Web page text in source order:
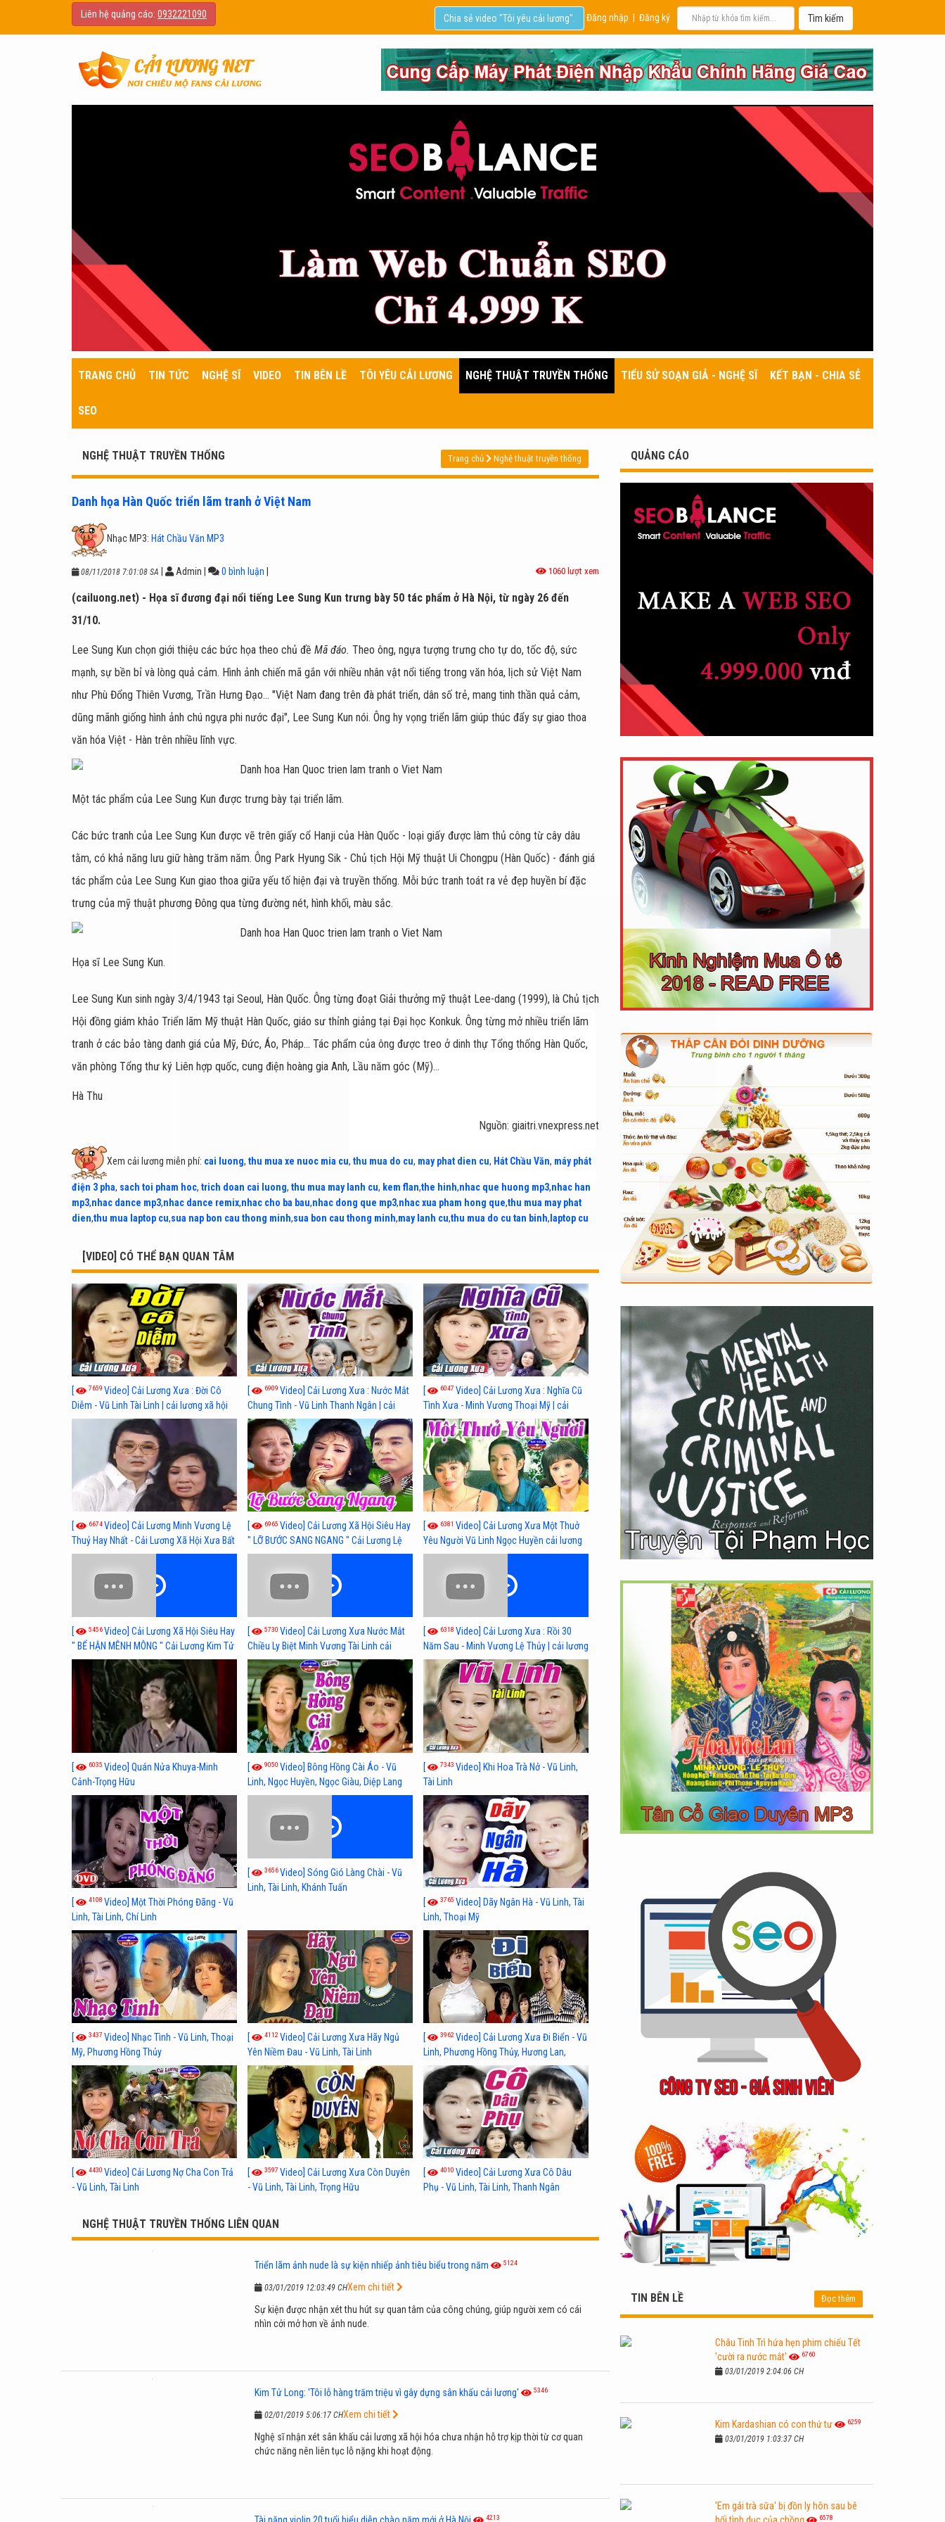
Liên hệ quảng cáo: 0932221090 Đăng nhập Đăng ký
Chia sẻ video "Tôi yêu cải lương".
TRANG CHỦ TIN TỨC NGHỆ SĨ VIDEO TIN BÊN LỀ TÔI YÊU CẢI LƯƠNG NGHỆ THUẬT TRUYỀN THỐNG TIỂU SỬ SOẠN GIẢ - NGHỆ SĨ KẾT BẠN - CHIA SẺ
SEO
NGHỆ THUẬT TRUYỀN THỐNG Trang chủ Nghệ thuật truyền thống
Danh họa Hàn Quốc triển lãm tranh ở Việt Nam
Nhạc MP3: Hát Chầu Văn MP3
08/11/2018 7:01:08 SA Admin 0 bình luận 1060 lượt xem
(cailuong.net) - Họa sĩ đương đại nổi tiếng Lee Sung Kun trưng bày 50 tác phẩm ở Hà Nội, từ ngày 26 đến
31/10.
Lee Sung Kun chọn giới thiệu các bức họa theo chủ đề Mã đáo. Theo ông, ngựa tượng trưng cho tự do, tốc độ, sức
mạnh, sự bền bỉ và lòng quả cảm. Hình ảnh chiến mã gắn với nhiều nhân vật nổi tiếng trong văn hóa, lịch sử Việt Nam
như Phù Đổng Thiên Vương, Trần Hưng Đạo... "Việt Nam đang trên đà phát triển, dân số trẻ, mang tinh thần quả cảm,
dũng mãnh giống hình ảnh chú ngựa phi nước đại", Lee Sung Kun nói. Ông hy vọng triển lãm giúp thúc đẩy sự giao thoa
văn hóa Việt - Hàn trên nhiều lĩnh vực.
Một tác phẩm của Lee Sung Kun được trưng bày tại triển lãm.
Các bức tranh của Lee Sung Kun được vẽ trên giấy cổ Hanji của Hàn Quốc - loại giấy được làm thủ công từ cây dâu
tằm, có khả năng lưu giữ hàng trăm năm. Ông Park Hyung Sik - Chủ tịch Hội Mỹ thuật Ui Chongpu (Hàn Quốc) - đánh giá
tác phẩm của Lee Sung Kun giao thoa giữa yếu tố hiện đại và truyền thống. Mỗi bức tranh toát ra vẻ đẹp huyền bí đặc
trưng của mỹ thuật phương Đông qua từng đường nét, hình khối, màu sắc.
Họa sĩ Lee Sung Kun.
Lee Sung Kun sinh ngày 3/4/1943 tại Seoul, Hàn Quốc. Ông từng đoạt Giải thưởng mỹ thuật Lee-dang (1999), là Chủ tịch
Hội đồng giám khảo Triển lãm Mỹ thuật Hàn Quốc, giáo sư thỉnh giảng tại Đại học Konkuk. Ông từng mở nhiều triển lãm
tranh ở các bảo tàng danh giá của Mỹ, Đức, Áo, Pháp... Tác phẩm của ông được treo ở dinh thự Tổng thống Hàn Quốc,
văn phòng Tổng thư ký Liên hợp quốc, cung điện hoàng gia Anh, Lầu năm góc (Mỹ)...
Hà Thu
Nguồn: giaitri.vnexpress.net
Xem cải lương miễn phí: cai luong, thu mua xe nuoc mia cu, thu mua do cu, may phat dien cu, Hát Chầu Văn, máy phát
điện 3 pha, sach toi pham hoc, trich doan cai luong, thu mua may lanh cu, kem flan,the hinh,nhac que huong mp3,nhac han
mp3,nhac dance mp3,nhac dance remix,nhac cho ba bau,nhac dong que mp3,nhac xua pham hong que,thu mua may phat
dien,thu mua laptop cu,sua nap bon cau thong minh,sua bon cau thong minh,may lanh cu,thu mua do cu tan binh, laptop cu
[VIDEO] CÓ THỂ BẠN QUAN TÂM
[ 7659 Video] Cải Lương Xưa : Đời Cô
Diễm - Vũ Linh Tài Linh | cải lương xã hội
hay nhất
[ 6909 Video] Cải Lương Xưa : Nước Mắt
Chung Tình - Vũ Linh Thanh Ngân | cải
lương xã hội hay nhất
[ 6047 Video] Cải Lương Xưa : Nghĩa Cũ
Tình Xưa - Minh Vương Thoại Mỹ | cải
lương xã hội hay nhất
[ 6674Video] Cải Lương Minh Vương Lệ
Thuỷ Hay Nhất - Cải Lương Xã Hội Xưa Bất
Hủ
[ 6965 Video] Cải Lương Xã Hội Siêu Hay
" LỠ BƯỚC SANG NGANG " Cải Lương Lệ
Thuỷ, Thanh Tuấn, Hồng Nga
[ 6381 Video] Cải Lương Xưa Một Thuở
Yêu Người Vũ Linh Ngọc Huyền cải lương
xã hội hay nhất
[ 5456Video] Cải Lương Xã Hội Siêu Hay
" BỂ HẬN MÊNH MÔNG " Cải Lương Kim Tử
Long, Thanh Ngân Hay Nhất
[ 5730 Video] Cải Lương Xưa Nước Mắt
Chiều Ly Biệt Minh Vương Tài Linh cải
lương xã hội hay nhất
[ 6318 Video] Cải Lương Xưa : Rồi 30
Năm Sau - Minh Vương Lệ Thủy | cải lương
xã hội hay nhất
[ 6035 Video] Quán Nửa Khuya-Minh
Cảnh-Trọng Hữu
[ 9050 Video] Bông Hồng Cài Áo - Vũ
Linh, Ngọc Huyền, Ngọc Giàu, Diệp Lang
[ 7343 Video] Khi Hoa Trà Nở - Vũ Linh,
Tài Linh
[ 4108 Video] Một Thời Phóng Đãng - Vũ
Linh, Tài Linh, Chí Linh
[ 3656Video] Sóng Gió Làng Chài - Vũ
Linh, Tài Linh, Khánh Tuấn
[
3765 Video] Dãy Ngân Hà - Vũ Linh, Tài
Linh, Thoại Mỹ
[ 3437 Video] Nhạc Tình - Vũ Linh, Thoại
Mỹ, Phương Hồng Thủy
[ 4112 Video] Cải Lương Xưa Hãy Ngủ
Yên Niềm Đau - Vũ Linh, Tài Linh
[ 3962 Video] Cải Lương Xưa Đi Biển - Vũ
Linh, Phương Hồng Thủy, Hương Lan,
Thanh Hằng
[ 4430 Video] Cải Lương Nợ Cha Con Trả
- Vũ Linh, Tài Linh
[ 3597 Video] Cải Lương Xưa Còn Duyên
- Vũ Linh, Tài Linh, Trọng Hữu
[ 4010 Video] Cải Lương Xưa Cô Dâu
Phụ - Vũ Linh, Tài Linh, Thanh Ngân
NGHỆ THUẬT TRUYỀN THỐNG LIÊN QUAN
Triển lãm ảnh nude là sự kiện nhiếp ảnh tiêu biểu trong năm 5124
03/01/2019 12:03:49 CH
Sự kiện được nhận xét thu hút sự quan tâm của công chúng, giúp người xem có cái
nhìn cởi mở hơn về ảnh nude.
Xem chi tiết
Kim Tử Long: 'Tôi lỗ hàng trăm triệu vì gây dựng sân khấu cải lương' 5346
02/01/2019 5:06:17 CH
Nghệ sĩ nhận xét sân khấu cải lương xã hội hóa chưa nhận hỗ trợ kịp thời từ cơ quan
chức năng nên liên tục lỗ nặng khi hoạt động.
Xem chi tiết
4213
QUẢNG CÁO
TIN BÊN LỀ Đọc thêm
Châu Tinh Trì hứa hẹn phim chiếu Tết
'cười ra nước mắt'
6760
03/01/2019 2:04:06 CH
Kim Kardashian có con thứ tư 6259
03/01/2019 1:03:37 CH
'Em gái trà sữa' bị đồn ly hôn sau bê
6578
Like Fanpage Để Ủng Hộ Chúng Tôi Duy Trì Website
Powered bynetcore.vn